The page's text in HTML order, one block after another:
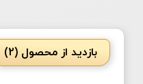
بازدید از محصول (2)